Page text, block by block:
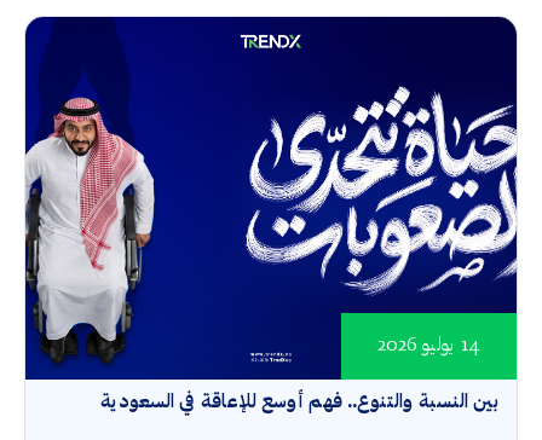
بين النسبة والتنوع.. فهم أوسع للإعاقة في السعودية
14 يوليو 2026